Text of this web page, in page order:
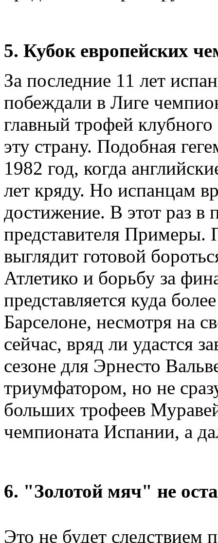
5. Кубок европейских
За последние 11 лет
побеждали в Лиге
главный трофей
эту страну. Подобная
1982 год, когда
лет кряду. Но испанцам
достижение. В этот раз
представителя Примеры.
выглядит готовой
Атлетико и борьбу за
представляется куда
Барселоне, несмотря на
сейчас, вряд ли удастся
сезоне для Эрнесто
триумфатором, но не
больших трофеев
чемпионата Испании, а
6. "Золотой мяч" не
Это не будет следствием